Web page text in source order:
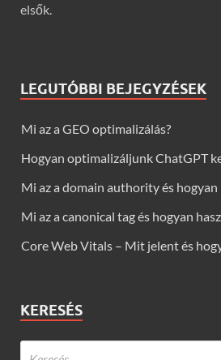
elsők.
LEGUTÓBBI BEJEGYZÉSEK
Mi az a GEO optimalizálás?
Hogyan optimalizáljunk ChatGPT
Mi az a domain authority és
Mi az a canonical tag és hogyan
Core Web Vitals – Mit jelent és
KERESÉS